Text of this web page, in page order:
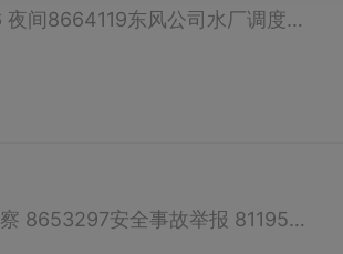
供电客服热线 95598供水热线 8806633市水务有限公司调度室 白天8694766 夜间8664119东风公司水厂调度室 8238389；8260655煤气保障 8263336－999东风燃气公司值班抢修 8226303；8243024；8218474...
物价举报 12358假药举报 8675542法律咨询 12348规划监察 8665912劳动监察 8653297安全事故举报 8119575纪检监察 网上举报 市检察院 网上举报 （如有错误，请联系客服修改）